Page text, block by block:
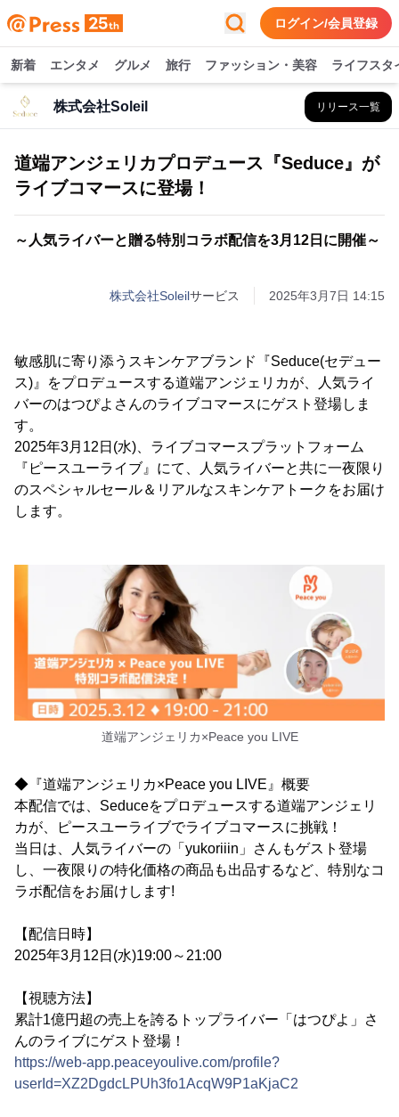
ログイン/会員登録
新着 エンタメ グルメ 旅行 ファッション・美容 ライフスタ
株式会社Soleil リリース一覧
道端アンジェリカプロデュース『Seduce』が
ライブコマースに登場！
～人気ライバーと贈る特別コラボ配信を3月12日に開催～
株式会社Soleilサービス 2025年3月7日 14:15
敏感肌に寄り添うスキンケアブランド『Seduce(セデュー
ス)』をプロデュースする道端アンジェリカが、人気ライ
バーのはつぴよさんのライブコマースにゲスト登場しま
す。
2025年3月12日(水)、ライブコマースプラットフォーム
『ピースユーライブ』にて、人気ライバーと共に一夜限り
のスペシャルセール＆リアルなスキンケアトークをお届け
します。
道端アンジェリカ×Peace you LIVE
◆『道端アンジェリカ×Peace you LIVE』概要
本配信では、Seduceをプロデュースする道端アンジェリ
カが、ピースユーライブでライブコマースに挑戦！
当日は、人気ライバーの「yukoriiin」さんもゲスト登場
し、一夜限りの特化価格の商品も出品するなど、特別なコ
ラボ配信をお届けします!
【配信日時】
2025年3月12日(水)19:00～21:00
【視聴方法】
累計1億円超の売上を誇るトップライバー「はつぴよ」さ
んのライブにゲスト登場！
https://web-app.peaceyoulive.com/profile?
userId=XZ2DgdcLPUh3fo1AcqW9P1aKjaC2